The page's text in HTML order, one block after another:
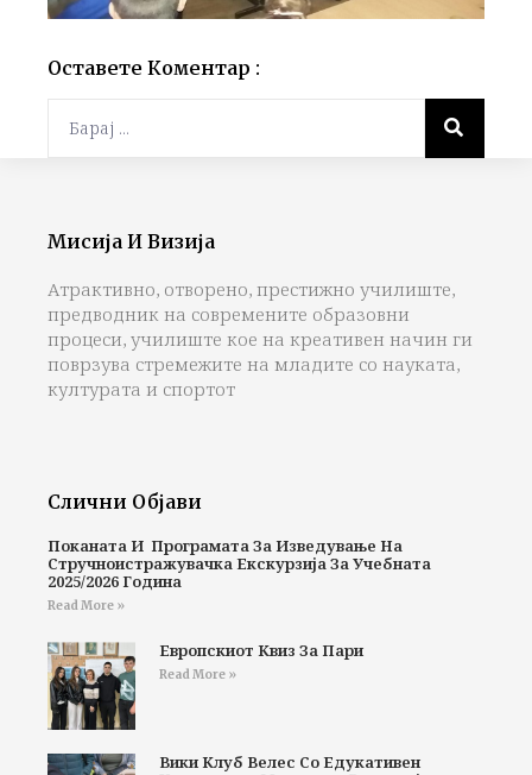
Оставете Коментар :
Мисија И Визија
Атрактивно, отворено, престижно училиште,
предводник на современите образовни
процеси, училиште кое на креативен начин ги
поврзува стремежите на младите со науката,
културата и спортот
Слични Објави
Поканата И Програмата За Изведување На
Стручноистражувачка Екскурзија За Учебната
2025/2026 Година
Read More »
Европскиот Квиз За Пари
Read More »
Вики Клуб Велес Со Едукативен